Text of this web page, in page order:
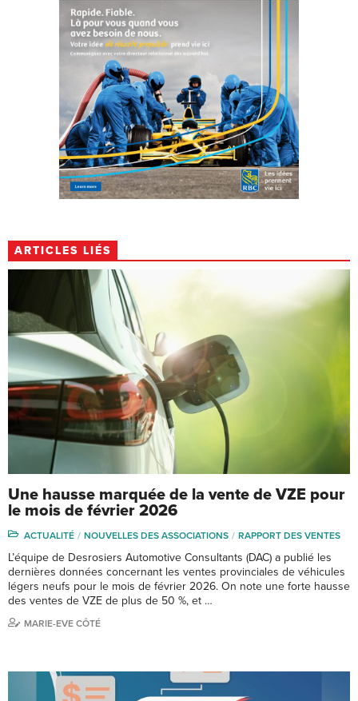
ARTICLES LIÉS
Une hausse marquée de la vente de VZE pour
le mois de février 2026
ACTUALITÉ NOUVELLES DES ASSOCIATIONS RAPPORT DES VENTES
L’équipe de Desrosiers Automotive Consultants (DAC) a publié les
dernières données concernant les ventes provinciales de véhicules
légers neufs pour le mois de février 2026. On note une forte hausse
des ventes de VZE de plus de 50 %, et …
MARIE-EVE CÔTÉ